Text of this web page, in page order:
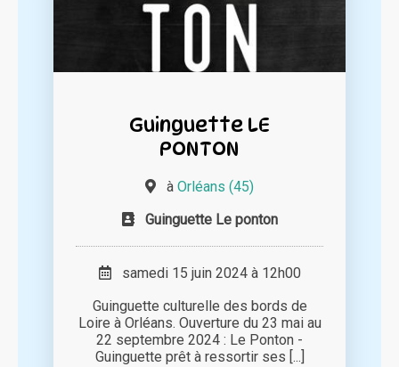
Guinguette LE
PONTON
à Orléans (45)
Guinguette Le ponton
samedi 15 juin 2024 à 12h00
Guinguette culturelle des bords de
Loire à Orléans. Ouverture du 23 mai au
22 septembre 2024 : Le Ponton -
Guinguette prêt à ressortir ses [...]